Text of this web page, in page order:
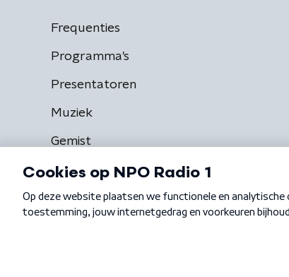
Frequenties
Programma's
Presentatoren
Muziek
Gemist
Algemene voorwaarden Privacybeleid